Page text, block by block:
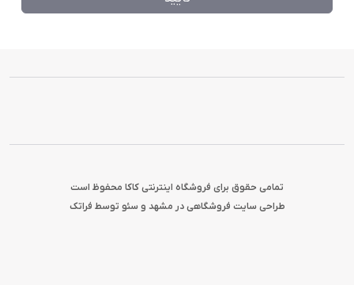
تمامی حقوق برای فروشگاه اینترنتی کاکا محفوظ است
طراحی سایت فروشگاهی در مشهد و سئو توسط فراتک